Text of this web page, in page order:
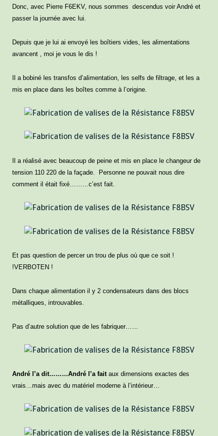
Donc, avec Pierre F6EKV, nous sommes descendus voir André et
passer la journée avec lui.
Depuis que je lui ai envoyé les boîtiers vides, les alimentations
avancent , moi je vous le dis !
Il a bobiné les transfos d’alimentation, les selfs de filtrage, et les a
mis en place dans les boîtes comme à l’origine.
Il a réalisé avec beaucoup de peine et mis en place le changeur de
tension 110 220 de la façade. Personne ne pouvait nous dire
comment il était fixé………c’est fait.
Et pas question de percer un trou de plus où que ce soit !
!VERBOTEN !
Dans chaque alimentation il y 2 condensateurs dans des blocs
métalliques, introuvables.
Pas d’autre solution que de les fabriquer……
André l’a dit………André l’a fait aux dimensions exactes des
vrais…mais avec du matériel moderne à l’intérieur…